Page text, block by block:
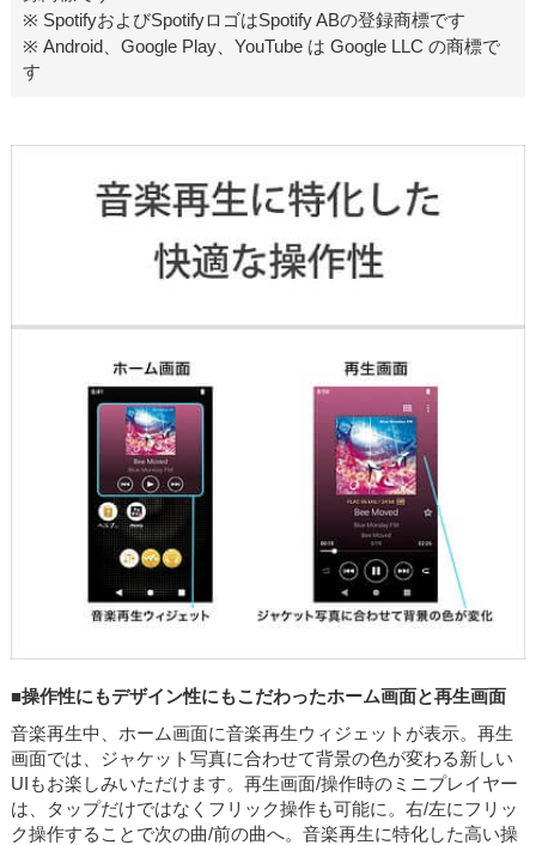
※ SpotifyおよびSpotifyロゴはSpotify ABの登録商標です
※ Android、Google Play、YouTube は Google LLC の商標で
す
■操作性にもデザイン性にもこだわったホーム画面と再生画面
音楽再生中、ホーム画面に音楽再生ウィジェットが表示。再生
画面では、ジャケット写真に合わせて背景の色が変わる新しい
UIもお楽しみいただけます。再生画面/操作時のミニプレイヤー
は、タップだけではなくフリック操作も可能に。右/左にフリッ
ク操作することで次の曲/前の曲へ。音楽再生に特化した高い操